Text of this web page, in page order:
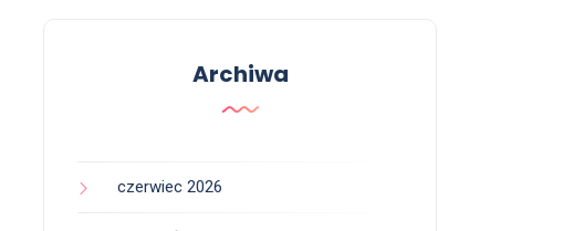
Archiwa
czerwiec 2026